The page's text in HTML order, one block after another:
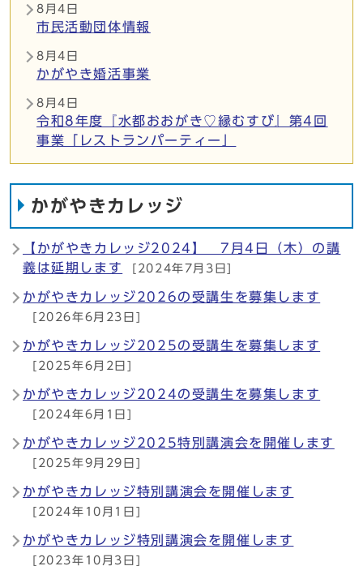
8月4日
市民活動団体情報
8月4日
かがやき婚活事業
8月4日
令和8年度『水都おおがき♡縁むすび』第4回
事業「レストランパーティー」
かがやきカレッジ
【かがやきカレッジ2024】 7月4日（木）の講
義は延期します
[2024年7月3日]
かがやきカレッジ2026の受講生を募集します
[2026年6月23日]
かがやきカレッジ2025の受講生を募集します
[2025年6月2日]
かがやきカレッジ2024の受講生を募集します
[2024年6月1日]
かがやきカレッジ2025特別講演会を開催します
[2025年9月29日]
かがやきカレッジ特別講演会を開催します
[2024年10月1日]
かがやきカレッジ特別講演会を開催します
[2023年10月3日]